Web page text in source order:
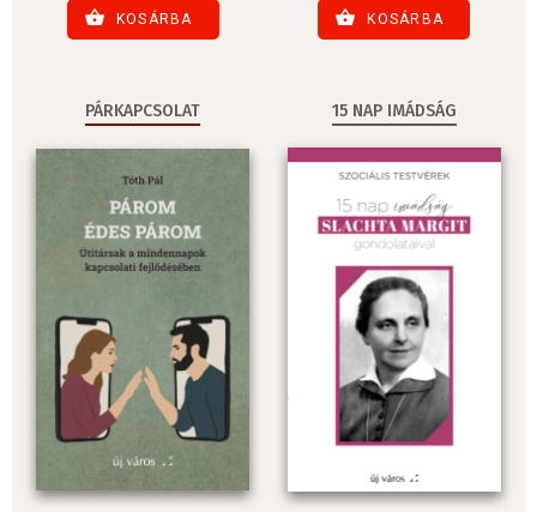
KOSÁRBA KOSÁRBA
PÁRKAPCSOLAT 15 NAP IMÁDSÁG